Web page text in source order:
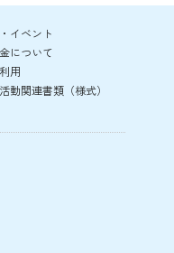
イベント
について
用
動関連書類（様式）